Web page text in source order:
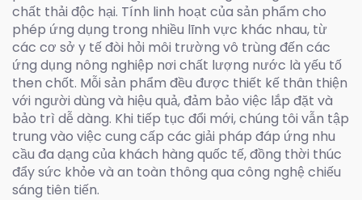
chất thải độc hại. Tính linh hoạt của sản phẩm cho
phép ứng dụng trong nhiều lĩnh vực khác nhau, từ
các cơ sở y tế đòi hỏi môi trường vô trùng đến các
ứng dụng nông nghiệp nơi chất lượng nước là yếu tố
then chốt. Mỗi sản phẩm đều được thiết kế thân thiện
với người dùng và hiệu quả, đảm bảo việc lắp đặt và
bảo trì dễ dàng. Khi tiếp tục đổi mới, chúng tôi vẫn tập
trung vào việc cung cấp các giải pháp đáp ứng nhu
cầu đa dạng của khách hàng quốc tế, đồng thời thúc
đẩy sức khỏe và an toàn thông qua công nghệ chiếu
sáng tiên tiến.